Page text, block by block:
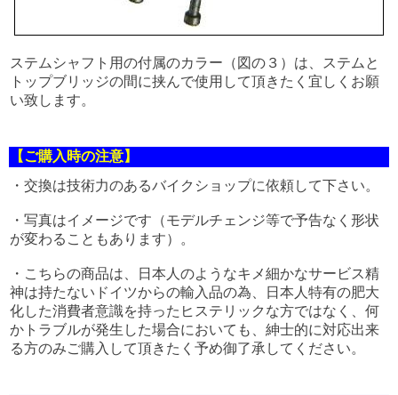
ステムシャフト用の付属のカラー（図の３）は、ステムと
トップブリッジの間に挟んで使用して頂きたく宜しくお願
い致します。
【ご購入時の注意】
・交換は技術力のあるバイクショップに依頼して下さい。
・写真はイメージです（モデルチェンジ等で予告なく形状
が変わることもあります）。
・こちらの商品は、日本人のようなキメ細かなサービス精
神は持たないドイツからの輸入品の為、日本人特有の肥大
化した消費者意識を持ったヒステリックな方ではなく、何
かトラブルが発生した場合においても、紳士的に対応出来
る方のみご購入して頂きたく予め御了承してください。